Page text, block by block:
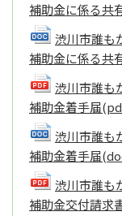
補助金に係る共
渋川市誰も
補助金に係る共
渋川市誰も
補助金着手届
渋川市誰も
補助金着手届
渋川市誰も
補助金交付請求